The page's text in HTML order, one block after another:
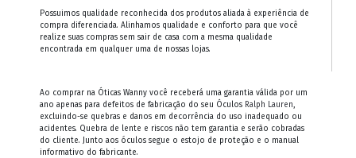
Possuimos qualidade reconhecida dos produtos aliada à experiência de
compra diferenciada. Alinhamos qualidade e conforto para que você
realize suas compras sem sair de casa com a mesma qualidade
encontrada em qualquer uma de nossas lojas.
Ao comprar na Óticas Wanny você receberá uma garantia válida por um
ano apenas para defeitos de fabricação do seu Óculos Ralph Lauren,
excluindo-se quebras e danos em decorrência do uso inadequado ou
acidentes. Quebra de lente e riscos não tem garantia e serão cobradas
do cliente. Junto aos óculos segue o estojo de proteção e o manual
informativo do fabricante.